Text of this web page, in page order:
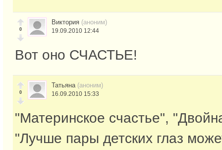
0
Виктория (аноним)
19.09.2010 12:44
Вот оно СЧАСТЬЕ!
0
Татьяна (аноним)
16.09.2010 15:33
"Материнское счастье",
"Лучше пары детских глаз